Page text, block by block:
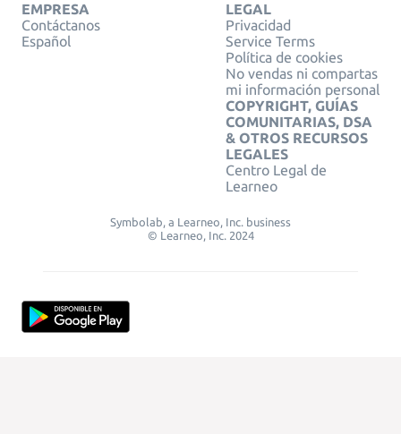
EMPRESA
Contáctanos
Español
LEGAL
Privacidad
Service Terms
Política de cookies
No vendas ni compartas
mi información personal
COPYRIGHT, GUÍAS
COMUNITARIAS, DSA
& OTROS RECURSOS
LEGALES
Centro Legal de
Learneo
Symbolab, a Learneo, Inc. business
© Learneo, Inc. 2024